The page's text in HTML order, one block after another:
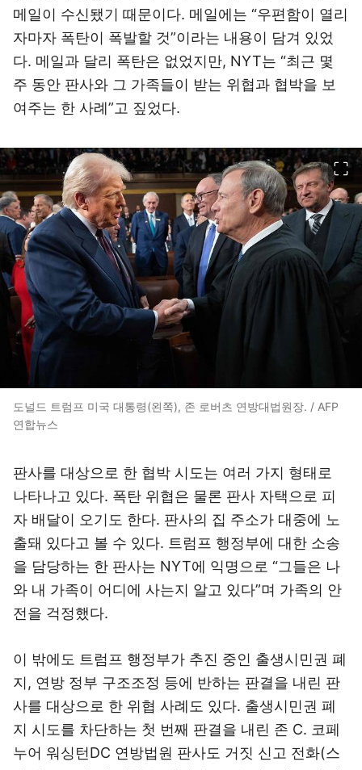
메일이 수신됐기 때문이다. 메일에는 “우편함이 열리
자마자 폭탄이 폭발할 것”이라는 내용이 담겨 있었
다. 메일과 달리 폭탄은 없었지만, NYT는 “최근 몇
주 동안 판사와 그 가족들이 받는 위협과 협박을 보
여주는 한 사례”고 짚었다.
도널드 트럼프 미국 대통령(왼쪽), 존 로버츠 연방대법원장. / AFP
연합뉴스
판사를 대상으로 한 협박 시도는 여러 가지 형태로
나타나고 있다. 폭탄 위협은 물론 판사 자택으로 피
자 배달이 오기도 한다. 판사의 집 주소가 대중에 노
출돼 있다고 볼 수 있다. 트럼프 행정부에 대한 소송
을 담당하는 한 판사는 NYT에 익명으로 “그들은 나
와 내 가족이 어디에 사는지 알고 있다”며 가족의 안
전을 걱정했다.
이 밖에도 트럼프 행정부가 추진 중인 출생시민권 폐
지, 연방 정부 구조조정 등에 반하는 판결을 내린 판
사를 대상으로 한 위협 사례도 있다. 출생시민권 폐
지 시도를 차단하는 첫 번째 판결을 내린 존 C. 코페
누어 워싱턴DC 연방법원 판사도 거짓 신고 전화(스